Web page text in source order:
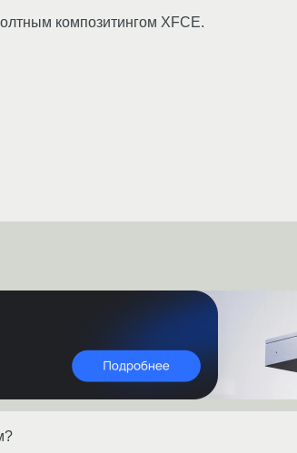
композитингом XFCE.